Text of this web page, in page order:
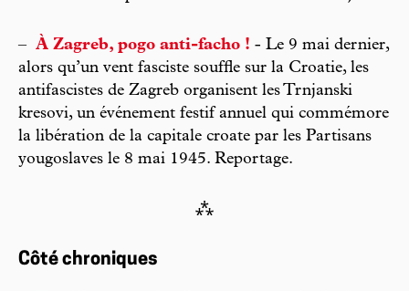
– À Zagreb, pogo anti-facho ! - Le 9 mai dernier,
alors qu’un vent fasciste souffle sur la Croatie, les
antifascistes de Zagreb organisent les Trnjanski
kresovi, un événement festif annuel qui commémore
la libération de la capitale croate par les Partisans
yougoslaves le 8 mai 1945. Reportage.
⁂
Côté chroniques